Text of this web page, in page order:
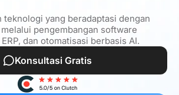
teknologi yang beradaptasi dengan
pengembangan software
dan otomatisasi berbasis AI.
Konsultasi Gratis